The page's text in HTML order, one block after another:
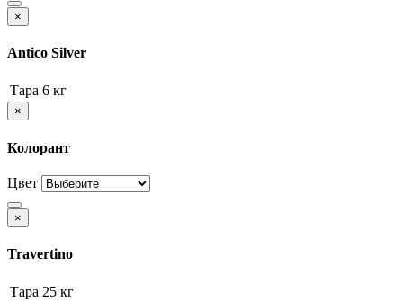
×
Antico Silver
Тара 6 кг
×
Колорант
Цвет
×
Travertino
Тара 25 кг